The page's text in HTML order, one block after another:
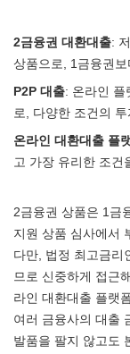
2금융권 대환대출:
상품으로, 1금융권
P2P 대출: 온라인 플
로, 다양한 조건의
온라인 대환대출 플
고 가장 유리한 조건
2금융권 상품은 1금
지원 상품 심사에서
다만, 법정 최고금리
므로 신중하게 접근
라인 대환대출 플랫
여러 금융사의 대출
발품을 팔지 않고도